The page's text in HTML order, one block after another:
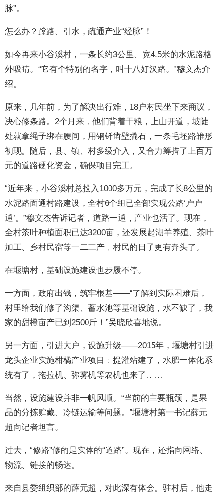
脉”。
怎么办？蹚路、引水，疏通产业“经脉”！
如今再来小谷溪村，一条长约3公里、宽4.5米的水泥路格
外吸睛。“它有个特别的名字，叫十八好汉路。”穆文杰介
绍。
原来，几年前，为了解决出行难，18户村民坐下来商议，
决心修条路。2个月来，他们背着干粮，上山开道，坡陡
处就拿绳子绑在腰间，用钢钎凿壁撬石，一条毛坯路雏形
初现。随后，县、镇、村多级介入，又合力筹措了上百万
元的道路硬化资金，确保项目完工。
“近年来，小谷溪村总投入1000多万元，完成了长8公里的
水泥路面通村路建设，全村6个组已全部实现公路‘户户
通’。”穆文杰告诉记者，道路一通，产业也活了。现在，
全村茶叶种植面积已达3200亩，还发展起湖羊养殖、茶叶
加工、乡村民宿等一二三产，村民的日子更有奔头了。
在堰塘村，基础设施建设也步履不停。
一方面，政府出钱，筑牢根基——“了解到实际困难后，
村里给我们修了沟渠、蓄水池等基础设施，水不缺了，我
家的甜橙亩产已到2500斤！”吴晓欣喜地说。
另一方面，引进大户，设施升级——2015年，堰塘村引进
龙头企业实施柑橘产业项目：提灌站建了，水肥一体化系
统有了，拖拉机、弥雾机等农机也来了……
当然，设施建设并非一帆风顺。“当前的主要瓶颈，是果
品的分拣贮藏、冷链运输等问题。”堰塘村第一书记薛元
超向记者坦言。
过去，“修路”修的是实体的“道路”。现在，还指向网络、
物流、链接的畅达。
来自县委组织部的薛元超，对此深有体会。驻村后，他走